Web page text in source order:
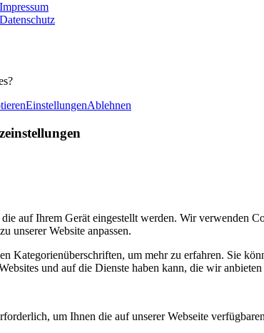
Impressum
Datenschutz
EinstellungenAblehnen
auf Ihrem Gerät eingestellt werden. Wir verwenden
unserer Website anpassen.
Kategorienüberschriften, um mehr zu erfahren. Sie
und auf die Dienste haben kann, die wir
um Ihnen die auf unserer Webseite